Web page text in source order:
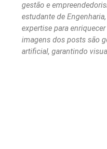
gestão e
estudante de Engenharia,
expertise para
imagens dos posts são
artificial, garantindo